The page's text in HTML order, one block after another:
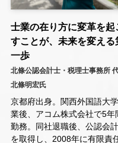
士業の在り方に変革を起
すことが、未来を変える
一歩
北條公認会計士・税理士事務所
北條明宏氏
京都府出身。関西外国語大
業後、アコム株式会社で5年
勤務。同社退職後、公認会
を取得し、2008年に有限責